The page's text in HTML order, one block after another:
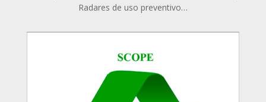
Radares de uso preventivo…